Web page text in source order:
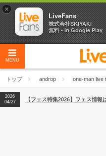
MENU
トップ androp one-man live
2026
04/27
2026
【ライブ動員ランキング】2026
2026
04/27
【フェス特集2026】フェス情報
×
LiveFans
株式会社SKIYAKI
無料 - In Google Play